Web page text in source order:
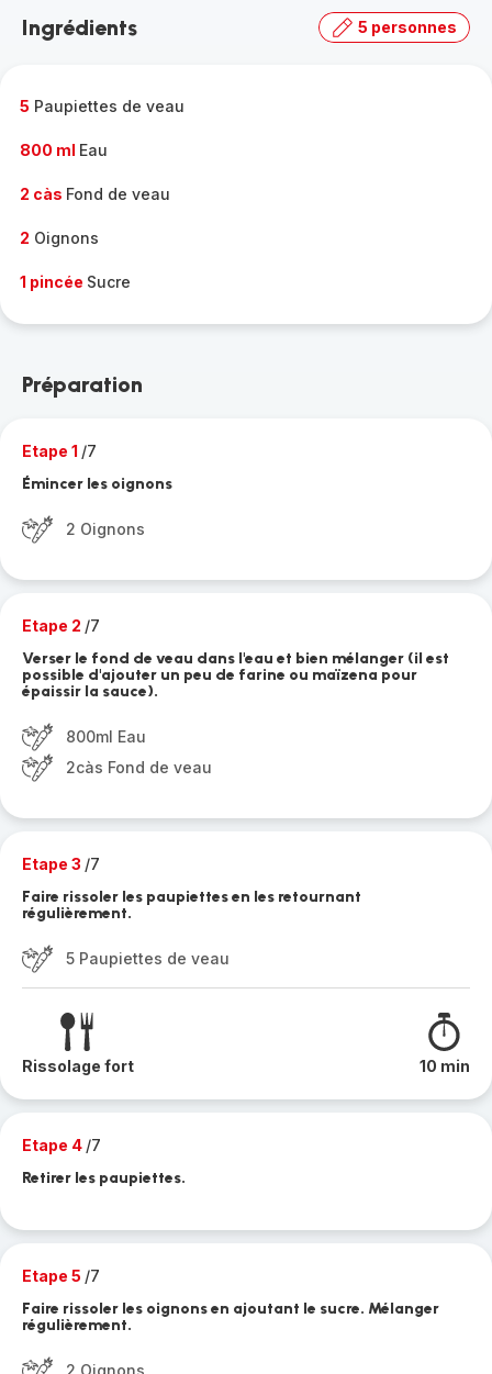
gamme
Ingrédients 5 personnes
5 Paupiettes de veau
800 ml Eau
2 càs Fond de veau
2 Oignons
1 pincée Sucre
Préparation
Etape 1 /7
Émincer les oignons
2 Oignons
Etape 2 /7
Verser le fond de veau dans l'eau et bien mélanger (il est
possible d'ajouter un peu de farine ou maïzena pour
épaissir la sauce).
800ml Eau
2càs Fond de veau
Etape 3 /7
Faire rissoler les paupiettes en les retournant
régulièrement.
5 Paupiettes de veau
Rissolage fort 10 min
Etape 4 /7
Retirer les paupiettes.
Etape 5 /7
Faire rissoler les oignons en ajoutant le sucre. Mélanger
régulièrement.
2 Oignons